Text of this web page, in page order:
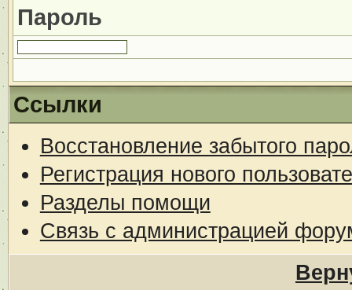
Пароль
Ссылки
Восстановление забытого
Регистрация нового
Разделы помощи
Связь с администрацией